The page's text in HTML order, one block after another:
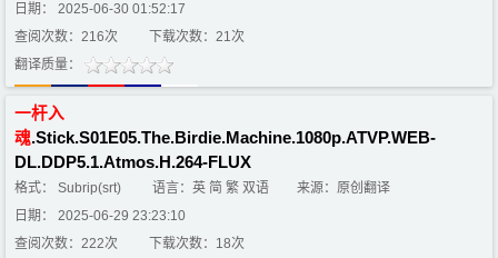
日期： 2025-06-30 01:52:17
查阅次数：216次
下载次数：21次
翻译质量：
一杆入
魂.Stick.S01E05.The.Birdie.Machine.1080p.ATVP.WEB-
DL.DDP5.1.Atmos.H.264-FLUX
格式： Subrip(srt) 语言：英 简 繁 双语
来源：原创翻译
日期： 2025-06-29 23:23:10
查阅次数：222次
下载次数：18次